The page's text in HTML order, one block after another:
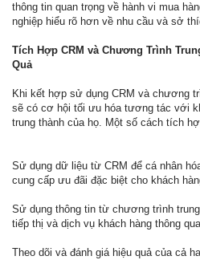
thông tin quan trọng về hành vi mua
nghiệp hiểu rõ hơn về nhu cầu và sở
Tích Hợp CRM và Chương Trình
Quả
Khi kết hợp sử dụng CRM và chương
sẽ có cơ hội tối ưu hóa tương tác với
trung thành của họ. Một số cách tích
Sử dụng dữ liệu từ CRM để cá nhân
cung cấp ưu đãi đặc biệt cho khách
Sử dụng thông tin từ chương trình
tiếp thị và dịch vụ khách hàng thông
Theo dõi và đánh giá hiệu quả của cả